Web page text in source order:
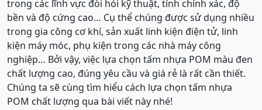
trong các lĩnh vực đòi hỏi kỹ thuật, tính chính xác, độ
bền và độ cứng cao… Cụ thể chúng được sử dụng nhiều
trong gia công cơ khí, sản xuất linh kiện điện tử, linh
kiện máy móc, phụ kiện trong các nhà máy công
nghiệp… Bởi vậy, việc lựa chọn tấm nhựa POM màu đen
chất lượng cao, đúng yêu cầu và giá rẻ là rất cần thiết.
Chúng ta sẽ cùng tìm hiểu cách lựa chọn tấm nhựa
POM chất lượng qua bài viết này nhé!